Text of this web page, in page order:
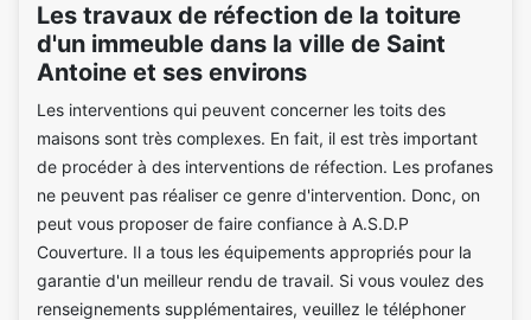
Les travaux de réfection de la toiture
d'un immeuble dans la ville de Saint
Antoine et ses environs
Les interventions qui peuvent concerner les toits des
maisons sont très complexes. En fait, il est très important
de procéder à des interventions de réfection. Les profanes
ne peuvent pas réaliser ce genre d'intervention. Donc, on
peut vous proposer de faire confiance à A.S.D.P
Couverture. Il a tous les équipements appropriés pour la
garantie d'un meilleur rendu de travail. Si vous voulez des
renseignements supplémentaires, veuillez le téléphoner